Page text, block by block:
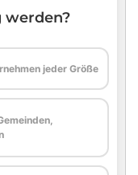
jeder Größe